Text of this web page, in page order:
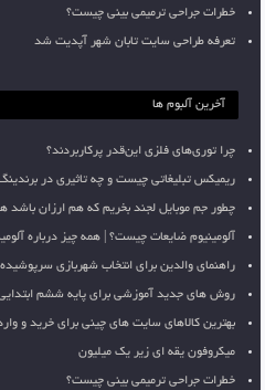
خطرات جراحی ترمیمی بینی چیست؟
تعرفه طراحی سایت تابان شهر آپدیت شد
آخرین آلبوم ها
چرا توری‌های فلزی این‌قدر پرکاربردند؟
ریمیکس تبلیغاتی چیست و چه تاثیری در
چطور جم موبایل لجند بخریم که هم ارزان باشد
آلومینیوم ضایعات چیست؟ | همه چیز درباره
راهنمای والدین برای انتخاب شهربازی
روش های جدید آموزشی برای پایه ششم
بهترین کالاهای سایت های چینی برای خرید و
میکروفون یقه ای زیر یک میلیون
خطرات جراحی ترمیمی بینی چیست؟